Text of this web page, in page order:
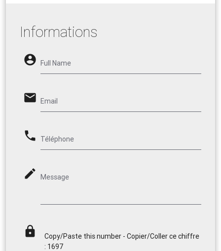
Informations
account_circle Full Name
email Email
phone Téléphone
mode_edit Message
lock
Copy/Paste this number - Copier/Coller ce chiffre
: 1697